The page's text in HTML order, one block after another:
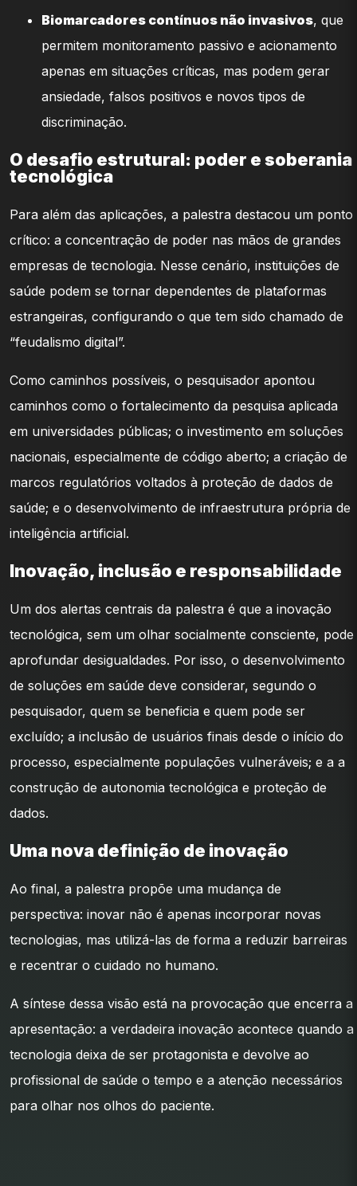
Biomarcadores contínuos não invasivos, que
permitem monitoramento passivo e acionamento
apenas em situações críticas, mas podem gerar
ansiedade, falsos positivos e novos tipos de
discriminação.
O desafio estrutural: poder e soberania
tecnológica
Para além das aplicações, a palestra destacou um ponto
crítico: a concentração de poder nas mãos de grandes
empresas de tecnologia. Nesse cenário, instituições de
saúde podem se tornar dependentes de plataformas
estrangeiras, configurando o que tem sido chamado de
“feudalismo digital”.
Como caminhos possíveis, o pesquisador apontou
caminhos como o fortalecimento da pesquisa aplicada
em universidades públicas; o investimento em soluções
nacionais, especialmente de código aberto; a criação de
marcos regulatórios voltados à proteção de dados de
saúde; e o desenvolvimento de infraestrutura própria de
inteligência artificial.
Inovação, inclusão e responsabilidade
Um dos alertas centrais da palestra é que a inovação
tecnológica, sem um olhar socialmente consciente, pode
aprofundar desigualdades. Por isso, o desenvolvimento
de soluções em saúde deve considerar, segundo o
pesquisador, quem se beneficia e quem pode ser
excluído; a inclusão de usuários finais desde o início do
processo, especialmente populações vulneráveis; e a a
construção de autonomia tecnológica e proteção de
dados.
Uma nova definição de inovação
Ao final, a palestra propõe uma mudança de
perspectiva: inovar não é apenas incorporar novas
tecnologias, mas utilizá-las de forma a reduzir barreiras
e recentrar o cuidado no humano.
A síntese dessa visão está na provocação que encerra a
apresentação: a verdadeira inovação acontece quando a
tecnologia deixa de ser protagonista e devolve ao
profissional de saúde o tempo e a atenção necessários
para olhar nos olhos do paciente.